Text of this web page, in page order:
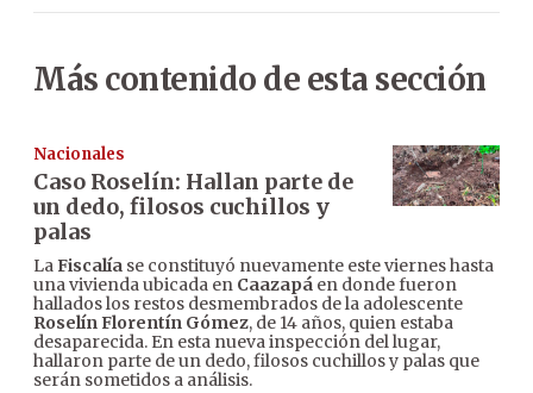
Más contenido de esta sección
Nacionales
Caso Roselín: Hallan parte de
un dedo, filosos cuchillos y
palas
LaFiscalía se constituyó nuevamente este viernes hasta
una vivienda ubicada en Caazapá en donde fueron
hallados los restos desmembrados de la adolescente
Roselín Florentín Gómez, de 14 años, quien estaba
desaparecida. En esta nueva inspección del lugar,
hallaron parte de un dedo, filosos cuchillos y palas que
serán sometidos a análisis.